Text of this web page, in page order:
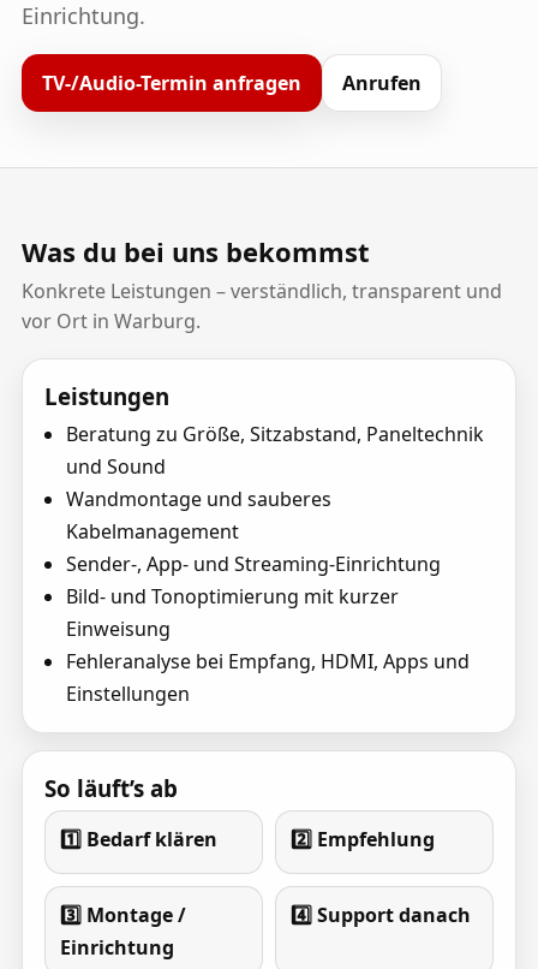
Einrichtung.
TV-/Audio-Termin anfragen Anrufen
Was du bei uns bekommst
Konkrete Leistungen – verständlich, transparent und
vor Ort in Warburg.
Leistungen
Beratung zu Größe, Sitzabstand, Paneltechnik
und Sound
Wandmontage und sauberes
Kabelmanagement
Sender-, App- und Streaming-Einrichtung
Bild- und Tonoptimierung mit kurzer
Einweisung
Fehleranalyse bei Empfang, HDMI, Apps und
Einstellungen
So läuft’s ab
1️⃣ Bedarf klären 2️⃣ Empfehlung
3️⃣ Montage /
Einrichtung
4️⃣ Support danach